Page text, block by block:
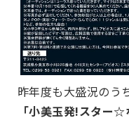
昨年度も大盛況のう
「小美玉発!スター☆